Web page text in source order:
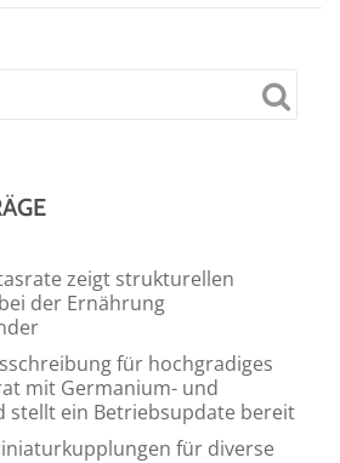
zeigt strukturellen
der Ernährung
für hochgradiges
mit Germanium- und
stellt ein Betriebsupdate bereit
für diverse